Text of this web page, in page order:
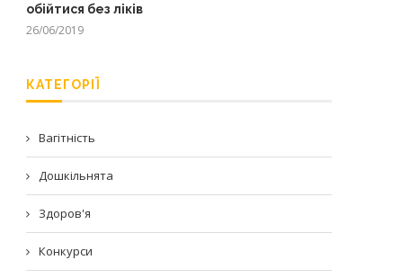
обійтися без ліків
26/06/2019
КАТЕГОРІЇ
Вагітність
Дошкільнята
Здоров'я
Конкурси